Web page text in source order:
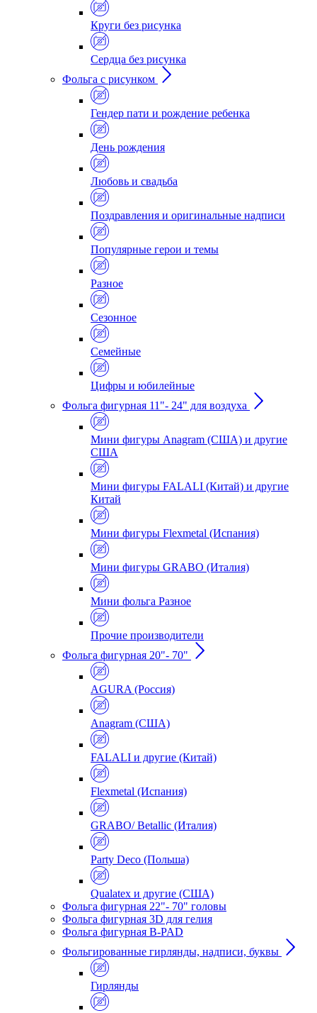
Круги без рисунка
Сердца без рисунка
Фольга с рисунком
Гендер пати и рождение ребенка
День рождения
Любовь и свадьба
Поздравления и оригинальные надписи
Популярные герои и темы
Разное
Сезонное
Семейные
Цифры и юбилейные
Фольга фигурная 11"- 24" для воздуха
Мини фигуры Anagram (США) и другие
США
Мини фигуры FALALI (Китай) и другие
Китай
Мини фигуры Flexmetal (Испания)
Мини фигуры GRABO (Италия)
Мини фольга Разное
Прочие производители
Фольга фигурная 20"- 70"
AGURA (Россия)
Anagram (США)
FALALI и другие (Китай)
Flexmetal (Испания)
GRABO/ Betallic (Италия)
Party Deco (Польша)
Qualatex и другие (США)
Фольга фигурная 22"- 70" головы
Фольга фигурная 3D для гелия
Фольга фигурная B-PAD
Фольгированные гирлянды, надписи, буквы
Гирлянды